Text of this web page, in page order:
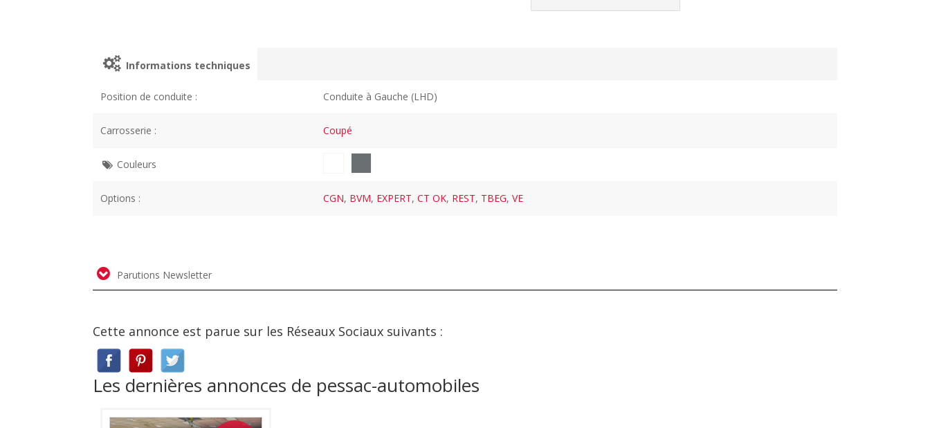
Informations techniques
Position de conduite : Conduite à Gauche (LHD)
Carrosserie : Coupé
Couleurs
Options : CGN, BVM, EXPERT,CT OK, REST, TBEG,VE
Parutions Newsletter
Cette annonce est parue sur les Réseaux Sociaux suivants :
Les dernières annonces de pessac-automobiles